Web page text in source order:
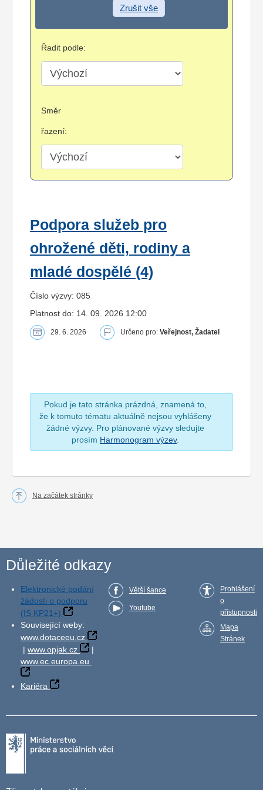
Zrušit vše
Řadit podle:
Směr
řazení:
Podpora služeb pro
ohrožené děti, rodiny a
mladé dospělé (4)
Číslo výzvy: 085
Platnost do: 14. 09. 2026 12:00
29. 6. 2026 Určeno pro: Veřejnost, Žadatel
Pokud je tato stránka prázdná, znamená to,
že k tomuto tématu aktuálně nejsou vyhlášeny
žádné výzvy. Pro plánované výzvy sledujte
prosím Harmonogram výzev.
Na začátek stránky
Důležité odkazy
Elektronické podání
žádosti o podporu
(IS KP21+)
Související weby:
www.dotaceeu.cz
| www.opjak.cz
|
www.ec.europa.eu
Kariéra
Větší šance
Youtube
Prohlášení
o
přístupnosti
Mapa
Stránek